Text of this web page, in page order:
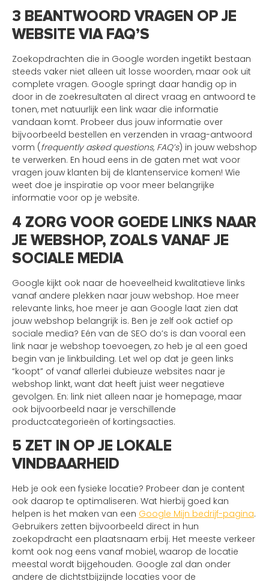
3 BEANTWOORD VRAGEN OP JE
WEBSITE VIA FAQ’S
Zoekopdrachten die in Google worden ingetikt bestaan
steeds vaker niet alleen uit losse woorden, maar ook uit
complete vragen. Google springt daar handig op in
door in de zoekresultaten al direct vraag en antwoord te
tonen, met natuurlijk een link waar die informatie
vandaan komt. Probeer dus jouw informatie over
bijvoorbeeld bestellen en verzenden in vraag-antwoord
vorm (frequently asked questions, FAQ’s) in jouw webshop
te verwerken. En houd eens in de gaten met wat voor
vragen jouw klanten bij de klantenservice komen! Wie
weet doe je inspiratie op voor meer belangrijke
informatie voor op je website.
4 ZORG VOOR GOEDE LINKS NAAR
JE WEBSHOP, ZOALS VANAF JE
SOCIALE MEDIA
Google kijkt ook naar de hoeveelheid kwalitatieve links
vanaf andere plekken naar jouw webshop. Hoe meer
relevante links, hoe meer je aan Google laat zien dat
jouw webshop belangrijk is. Ben je zelf ook actief op
sociale media? Eén van de SEO do’s is dan vooral een
link naar je webshop toevoegen, zo heb je al een goed
begin van je linkbuilding. Let wel op dat je geen links
“koopt” of vanaf allerlei dubieuze websites naar je
webshop linkt, want dat heeft juist weer negatieve
gevolgen. En: link niet alleen naar je homepage, maar
ook bijvoorbeeld naar je verschillende
productcategorieën of kortingsacties.
5 ZET IN OP JE LOKALE
VINDBAARHEID
Heb je ook een fysieke locatie? Probeer dan je content
ook daarop te optimaliseren. Wat hierbij goed kan
helpen is het maken van een Google Mijn bedrijf-pagina.
Gebruikers zetten bijvoorbeeld direct in hun
zoekopdracht een plaatsnaam erbij. Het meeste verkeer
komt ook nog eens vanaf mobiel, waarop de locatie
meestal wordt bijgehouden. Google zal dan onder
andere de dichtstbijzijnde locaties voor de